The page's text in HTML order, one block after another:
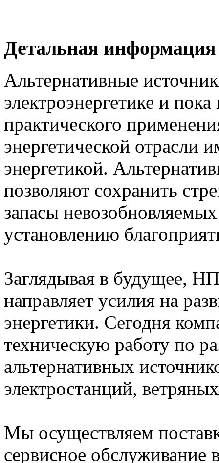
Детальная информация
Альтернативные
электроэнергетике и
практического
энергетической отрасли
энергетикой.
позволяют сохранить
запасы
установлению
Заглядывая в будущее,
направляет усилия на
энергетики. Сегодня
техническую работу по
альтернативных
электростанций,
Мы осуществляем
сервисное обслуживание